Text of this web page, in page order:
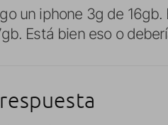
un iphone 3g de
Está bien eso o